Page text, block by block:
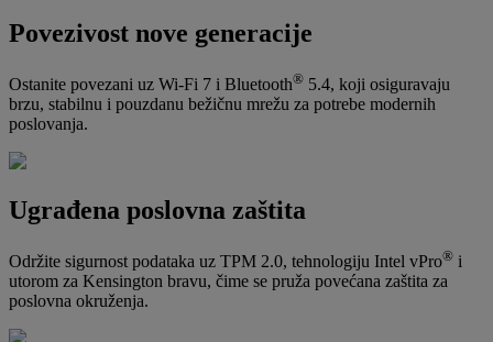
Povezivost nove generacije
Ostanite povezani uz Wi-Fi 7 i Bluetooth® 5.4, koji osiguravaju
brzu, stabilnu i pouzdanu bežičnu mrežu za potrebe modernih
poslovanja.
Ugrađena poslovna zaštita
Održite sigurnost podataka uz TPM 2.0, tehnologiju Intel vPro® i
utorom za Kensington bravu, čime se pruža povećana zaštita za
poslovna okruženja.